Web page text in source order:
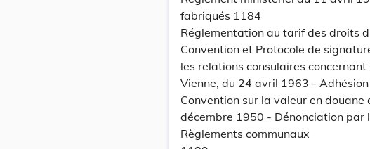
fabriqués 1184
Réglementation au tarif des droits
Convention et Protocole de
les relations consulaires
Vienne, du 24 avril 1963 -
Convention sur la valeur en
décembre 1950 - Dénonciation par
Règlements communaux